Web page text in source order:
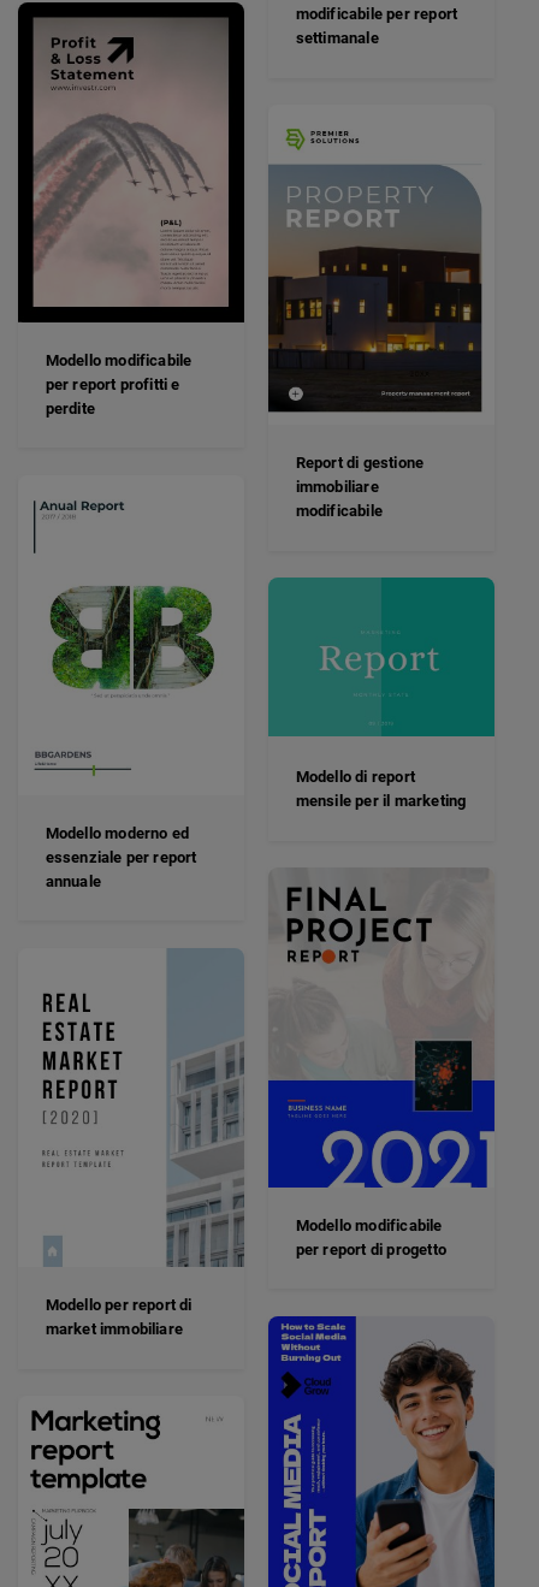
modificabile per report
settimanale
Modello modificabile
per report profitti e
perdite
Report di gestione
immobiliare
modificabile
Modello moderno ed
essenziale per report
annuale
Modello di report
mensile per il marketing
Modello modificabile
per report di progetto
Modello per report di
market immobiliare